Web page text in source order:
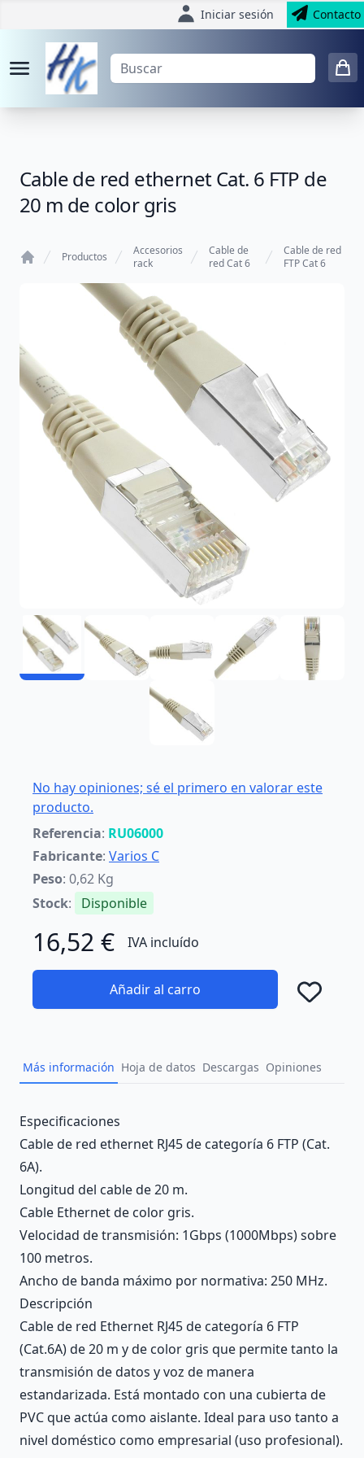
Iniciar sesión Contacto
Cable de red ethernet Cat. 6 FTP de
20 m de color gris
Productos
Accesorios
rack
Cable de
red Cat 6
Cable de red
FTP Cat 6
No hay opiniones; sé el primero en valorar este
producto.
Referencia: RU06000
Fabricante: Varios C
Peso: 0,62 Kg
Stock: Disponible
16,52 € IVA incluído
Añadir al carro
Más información Hoja de datos Descargas Opiniones
Description
Especificaciones
Cable de red ethernet RJ45 de categoría 6 FTP (Cat.
6A).
Longitud del cable de 20 m.
Cable Ethernet de color gris.
Velocidad de transmisión: 1Gbps (1000Mbps) sobre
100 metros.
Ancho de banda máximo por normativa: 250 MHz.
Descripción
Cable de red Ethernet RJ45 de categoría 6 FTP
(Cat.6A) de 20 m y de color gris que permite tanto la
transmisión de datos y voz de manera
estandarizada. Está montado con una cubierta de
PVC que actúa como aislante. Ideal para uso tanto a
nivel doméstico como empresarial (uso profesional).